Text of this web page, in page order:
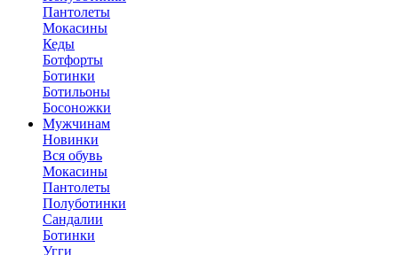
Пантолеты
Мокасины
Кеды
Ботфорты
Ботинки
Ботильоны
Босоножки
Мужчинам
Новинки
Вся обувь
Мокасины
Пантолеты
Полуботинки
Сандалии
Ботинки
Угги